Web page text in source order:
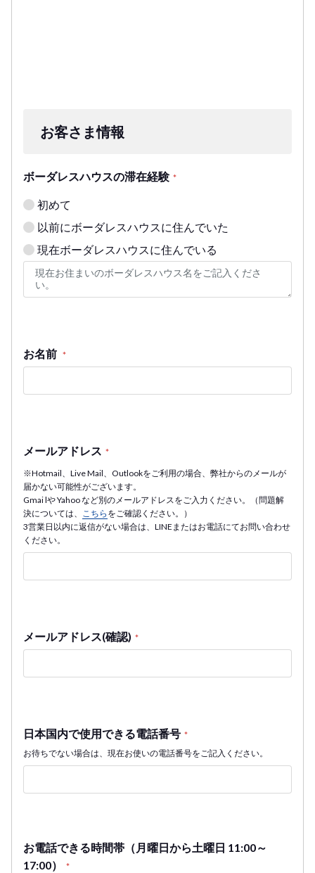
お客さま情報
ボーダレスハウスの滞在経験 *
初めて
以前にボーダレスハウスに住んでいた
現在ボーダレスハウスに住んでいる
お名前 *
メールアドレス *
※Hotmail、Live Mail、Outlookをご利用の場合、弊社からのメールが
届かない可能性がございます。
Gmai lや Yahoo など別のメールアドレスをご入力ください。（問題解
決については、
こちら をご確認ください。）
3営業日以内に返信がない場合は、LINEまたはお電話にてお問い合わせ
ください。
メールアドレス(確認) *
日本国内で使用できる電話番号 *
お待ちでない場合は、現在お使いの電話番号をご記入ください。
お電話できる時間帯（月曜日から土曜日 11:00～
17:00）
*